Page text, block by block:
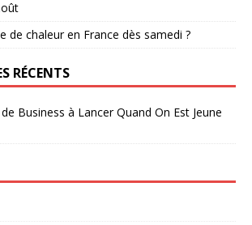
de chaleur en France dès samedi ?
RÉCENTS
Business à Lancer Quand On Est Jeune